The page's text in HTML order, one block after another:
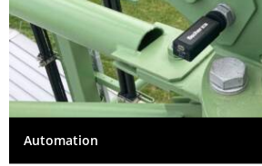
Automation